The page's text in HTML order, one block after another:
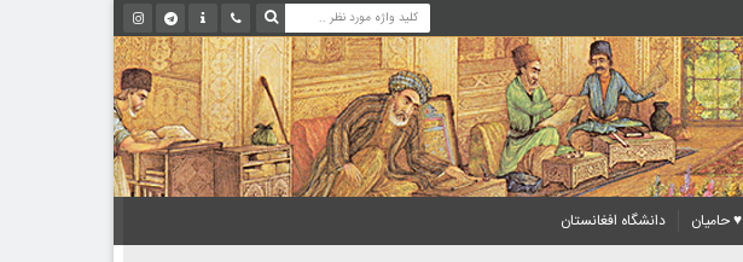
♥ حامیان
دانشگاه افغانستان